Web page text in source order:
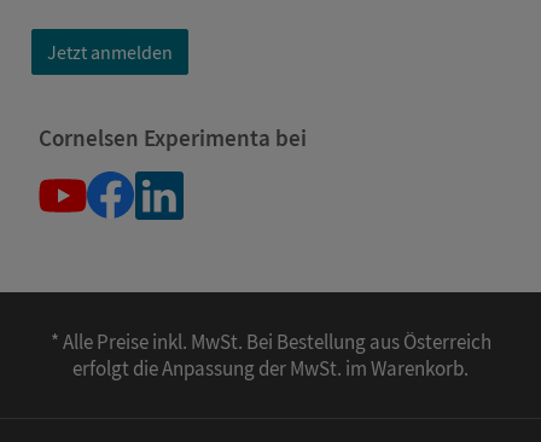
Jetzt anmelden
Cornelsen Experimenta bei
* Alle Preise inkl. MwSt. Bei Bestellung aus Österreich
erfolgt die Anpassung der MwSt. im Warenkorb.